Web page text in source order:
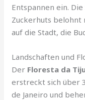
Entspannen ein.
Zuckerhuts belohnt
auf die Stadt, die
Landschaften und
Der Floresta da
erstreckt sich über
de Janeiro und